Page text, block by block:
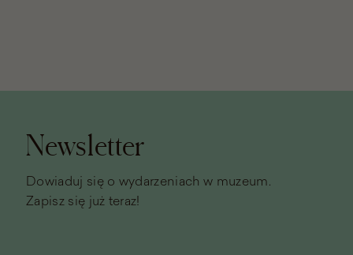
Stopka
Newsletter
Dowiaduj się o wydarzeniach w muzeum.
Zapisz się już teraz!